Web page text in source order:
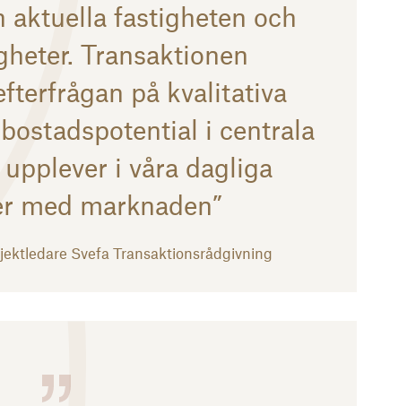
aktuella fastigheten och
Transaktionen
på kvalitativa
i centrala
i våra dagliga
med marknaden”
Svefa Transaktionsrådgivning